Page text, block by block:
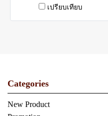
เปรียบเทียบ
Categories
New Product